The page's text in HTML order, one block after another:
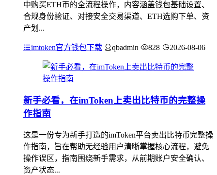
中购买ETH币的全流程操作，内容涵盖钱包基础设置、
合规身份验证、对接安全交易渠道、ETH选购下单、资
产划...
imtoken官方钱包下载 qbadmin 828 2026-08-06
新手必看，在imToken上卖出比特币的完整操
作指南
这是一份专为新手打造的imToken平台卖出比特币完整操
作指南，旨在帮助无经验用户清晰掌握核心流程，避免
操作误区，指南围绕新手需求，从前期账户安全确认、
资产状态...